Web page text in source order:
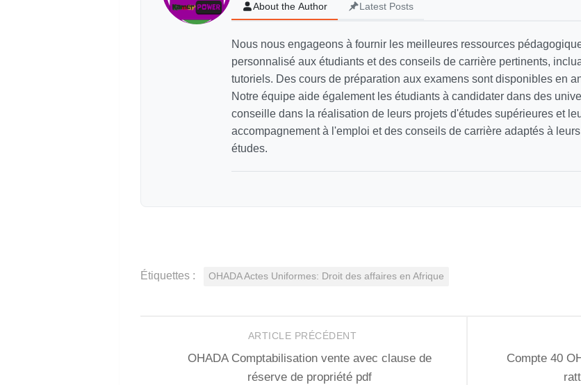
About the Author Latest Posts
Nous nous engageons à fournir les meilleures ressources
personnalisé aux étudiants et des conseils de carrière pertinents,
tutoriels. Des cours de préparation aux examens sont disponibles en
Notre équipe aide également les étudiants à candidater dans des
conseille dans la réalisation de leurs projets d'études supérieures et
accompagnement à l'emploi et des conseils de carrière adaptés à
études.
Étiquettes : OHADA Actes Uniformes: Droit des affaires en Afrique
Compte 40
ARTICLE PRÉCÉDENT
OHADA Comptabilisation vente avec clause de
réserve de propriété pdf